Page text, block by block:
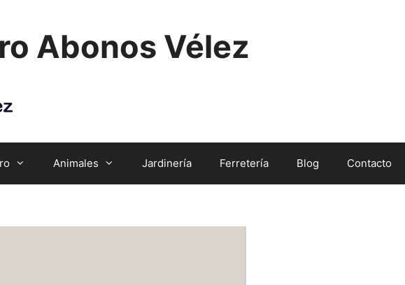
Abonos Vélez
Animales Jardinería Ferretería Blog Contacto